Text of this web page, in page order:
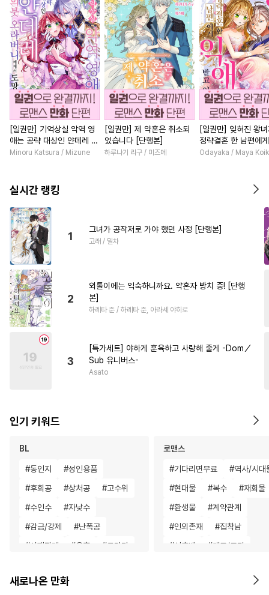
[일권만] 기억상실 악역 영
애는 공략 대상인 얀데레 의
붓 오라버니에게서 도망칠
Minoru Katsura / Mizune
[일권만] 제 약혼은 취소되
었습니다 [단행본]
하루나기 리구 / 미즈메
[일권만] 잊혀진 왕
정략결혼 한 남편에
받고 있습니다 [단행
Odayaka / Maya
실시간 랭킹
1
그녀가 공작저로 가야 했던 사정 [단행본]
고래 / 밀차
2
외톨이에는 익숙하니까요. 약혼자 방치 중! [단행
본]
하레타 준 / 하레타 준, 아라세 야히로
3
[특가세트] 야하게 훈육하고 사랑해 줄게 -Dom／
Sub 유니버스-
Asato
인기 키워드
BL
#동인지 #성인용품
#후회공 #상처공 #고수위
#수인수 #자낮수
#감금/강제 #난폭공
# 사제관계 #유혹 #드라마
#광공 #소심수
로맨스
#기다리면무료 #역사/시대
#현대물 #복수 #재회물
#환생물 #계약관계
#인외존재 #집착남
#선후배 #개그/코믹
#
새로나온 만화